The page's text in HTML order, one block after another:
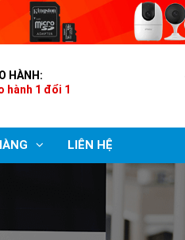
HÀNH:
hành 1 đổi 1
LIÊN HỆ